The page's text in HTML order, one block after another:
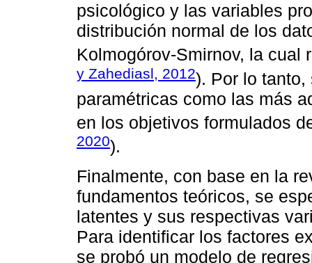
psicológico y las variables
distribución normal de los
Kolmogórov-Smirnov, la cual
y Zahediasl, 2012). Por lo
paramétricas como las más
en los objetivos formulados
2020).
Finalmente, con base en la
fundamentos teóricos, se
latentes y sus respectivas
Para identificar los factores
se probó un modelo de